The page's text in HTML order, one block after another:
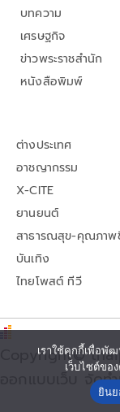
บทความ
เศรษฐกิจ
ข่าวพระราชสำนัก
หนังสือพิมพ์
ต่างประเทศ
อาชญากรรม
X-CITE
ยานยนต์
สาธารณสุข-คุณภาพ
บันเทิง
ไทยโพสต์ ทีวี
Copyright©
ออกแบบเว็บ จัด
เราใช้คุกกี้เพื่อพั
เว็บไซต์ขอ
ยิน